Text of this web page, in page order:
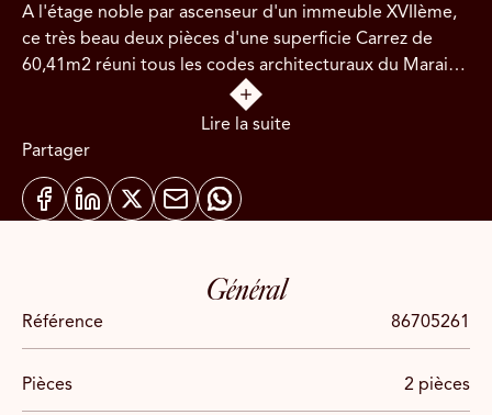
A l'étage noble par ascenseur d'un immeuble XVIIème,
ce très beau deux pièces d'une superficie Carrez de
60,41m2 réuni tous les codes architecturaux du Marais:
poutres apparentes, hauteur sous plafond de 3.40m,
grandes fenêtres et parquet.
- d'une entrée;
- d'un double séjour;
- d'une chambre spacieuse avec sa salle de bains en
- d'une salle de douche (ou buanderie) avec toilettes
d'invités.
Lire la suite
Partager
Général
Référence 86705261
Pièces 2 pièces